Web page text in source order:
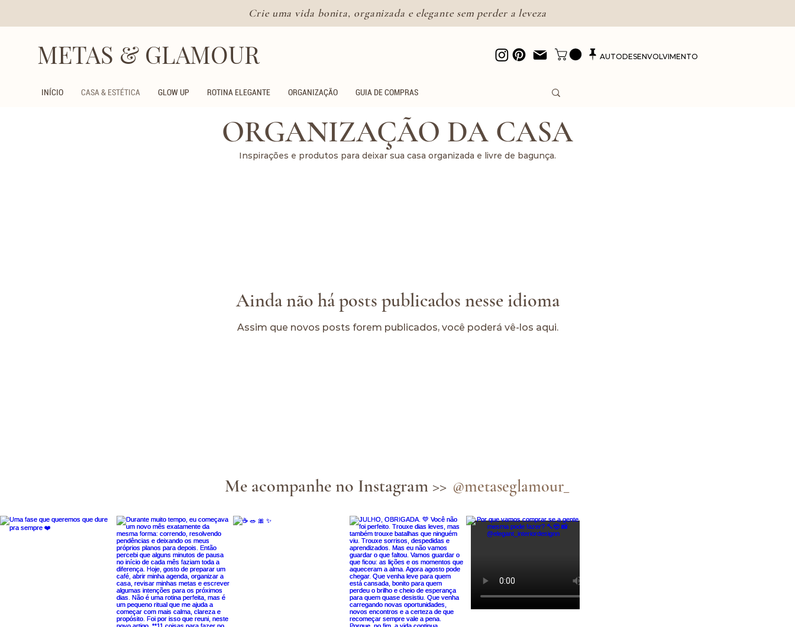
Crie uma vida bonita, organizada e elegante sem perder a leveza
METAS & GLAMOUR AUTODESENVOLVIMENTO
INÍCIO CASA & ESTÉTICA GLOW UP ROTINA ELEGANTE ORGANIZAÇÃO GUIA DE COMPRAS
ORGANIZAÇÃO DA CASA
Inspirações e produtos para deixar sua casa organizada e livre de bagunça.
Ainda não há posts publicados nesse idioma
Assim que novos posts forem publicados, você poderá vê-los aqui.
Me acompanhe no Instagram >> @metaseglamour_